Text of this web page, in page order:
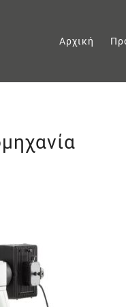
Αρχική